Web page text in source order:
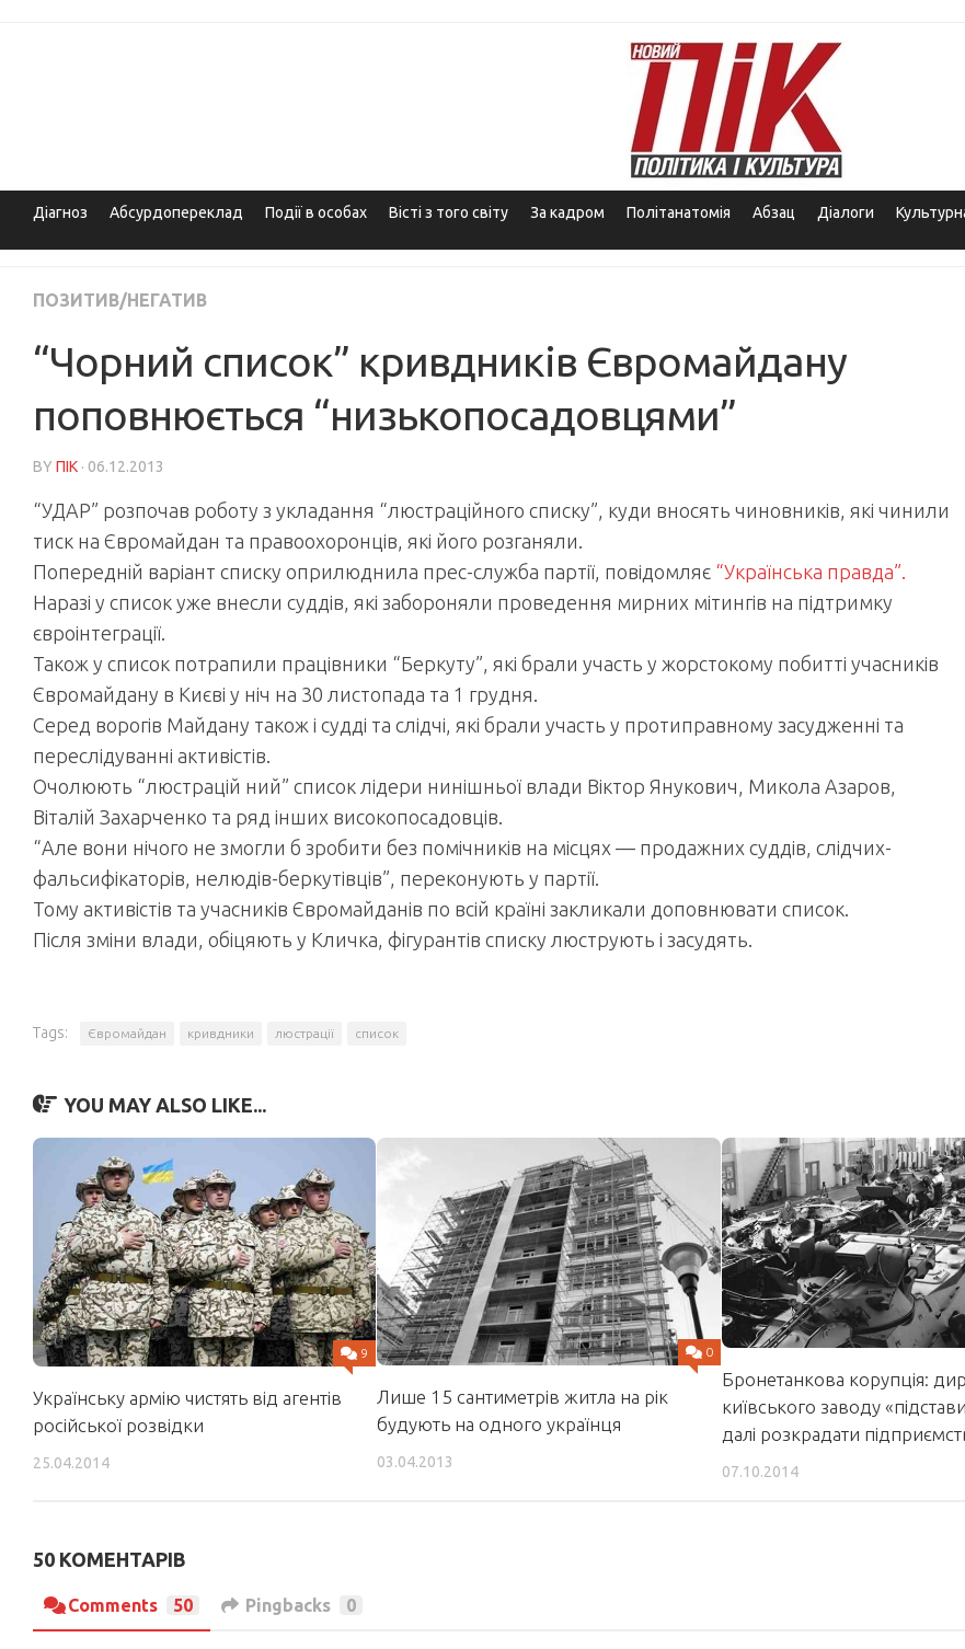
Діагноз Абсурдопереклад Події в особах Вісті з того світу За кадром Політанатомія Абзац Діалоги
ПОЗИТИВ/НЕГАТИВ
“Чорний список” кривдників Євромайдану
поповнюється “низькопосадовцями”
BY ПІК · 06.12.2013
“УДАР” розпочав роботу з укладання “люстраційного списку”, куди вносять чиновників, які чинили
тиск на Євромайдан та правоохоронців, які його розганяли.
Попередній варіант списку оприлюднила прес-служба партії, повідомляє “Українська правда”.
Наразі у список уже внесли суддів, які забороняли проведення мирних мітингів на підтримку
євроінтеграції.
Також у список потрапили працівники “Беркуту”, які брали участь у жорстокому побитті учасників
Євромайдану в Києві у ніч на 30 листопада та 1 грудня.
Серед ворогів Майдану також і судді та слідчі, які брали участь у протиправному засудженні та
переслідуванні активістів.
Очолюють “люстрацій ний” список лідери нинішньої влади Віктор Янукович, Микола Азаров,
Віталій Захарченко та ряд інших високопосадовців.
“Але вони нічого не змогли б зробити без помічників на місцях — продажних суддів, слідчих-
фальсифікаторів, нелюдів-беркутівців”, переконують у партії.
Тому активістів та учасників Євромайданів по всій країні закликали доповнювати список.
Після зміни влади, обіцяють у Кличка, фігурантів списку люструють і засудять.
Tags: Євромайдан кривдники люстрації список
YOU MAY ALSO LIKE...
9
Українську армію чистять від агентів
російської розвідки
25.04.2014
0
Лише 15 сантиметрів житла на рік
будують на одного українця
03.04.2013
Бронетанкова корупція:
київського заводу
далі розкрадати
07.10.2014
50 КОМЕНТАРІВ
Comments 50 Pingbacks 0